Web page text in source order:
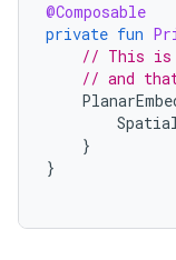
@Composable
private fun
// This is
// and
}
}